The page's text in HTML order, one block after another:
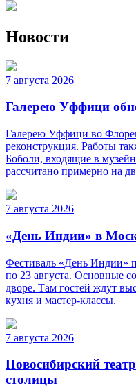
Новости
7 августа 2026
Галерею Уффици
Галерею Уффици во
реконструкция. Работы
Боболи, входящие в
рассчитано примерно на
7 августа 2026
«День Индии» в
Фестиваль «День Индии»
по 23 августа. Основные
дворе. Там гостей ждут
кухня и мастер-классы.
7 августа 2026
Новосибирский
столицы